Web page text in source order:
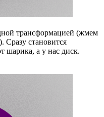
трансформацией (жмем
Сразу становится
шарика, а у нас диск.